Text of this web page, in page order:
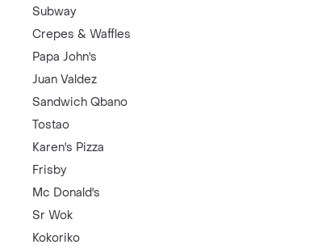
Subway
Crepes & Waffles
Papa John's
Juan Valdez
Sandwich Qbano
Tostao
Karen's Pizza
Frisby
Mc Donald's
Sr Wok
Kokoriko